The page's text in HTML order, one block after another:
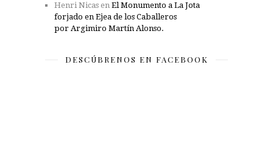
Henri Nicas en El Monumento a La Jota
forjado en Ejea de los Caballeros
por Argimiro Martín Alonso.
DESCÚBRENOS EN FACEBOOK